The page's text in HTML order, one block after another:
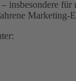
insbesondere für
Marketing-